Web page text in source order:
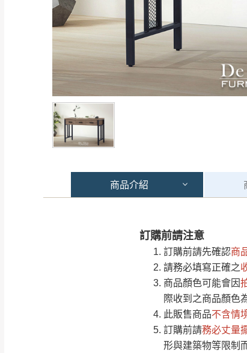
商品介紹
訂購前請注意
訂購前請先確認商
請務必填寫正確之
商品顏色可能會因
際收到之商品顏色
此販售商品不含情
訂購前請務必丈量
形與建築物等限制
運送地
桃園
注意事項：
由於品項繁
認商品是
若商品價格或
接單後二日
（線上客
下單前先